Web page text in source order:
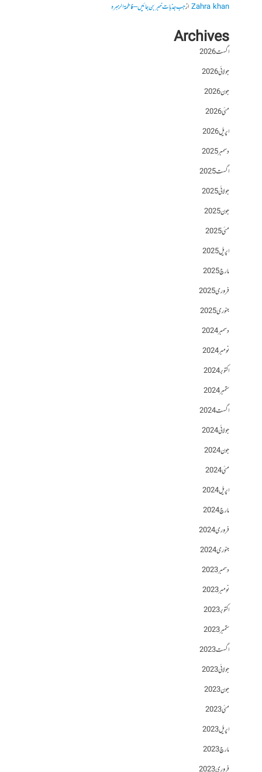
Zahra khanازجب جذبات خبر بن جائیں – فاطمۃالزہرہ
Archives
اگست 2026
جولائی 2026
جون 2026
مئی 2026
اپریل 2026
دسمبر 2025
اگست 2025
جولائی 2025
جون 2025
مئی 2025
اپریل 2025
مارچ 2025
فروری 2025
جنوری 2025
دسمبر 2024
نومبر 2024
اکتوبر 2024
ستمبر 2024
اگست 2024
جولائی 2024
جون 2024
مئی 2024
اپریل 2024
مارچ 2024
فروری 2024
جنوری 2024
دسمبر 2023
نومبر 2023
اکتوبر 2023
ستمبر 2023
اگست 2023
جولائی 2023
جون 2023
مئی 2023
اپریل 2023
مارچ 2023